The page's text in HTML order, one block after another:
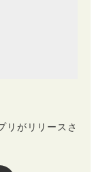
リがリリースさ